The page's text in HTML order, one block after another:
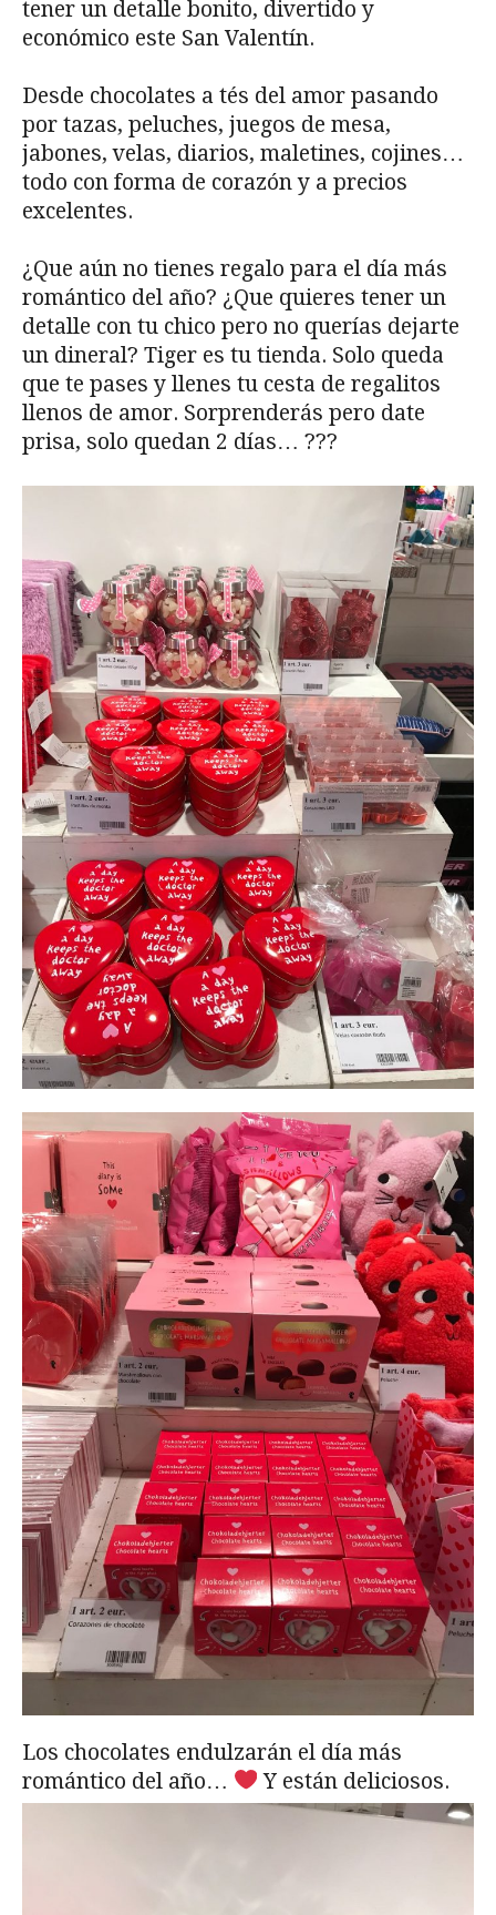
tener un detalle bonito, divertido y
económico este San Valentín.
Desde chocolates a tés del amor pasando
por tazas, peluches, juegos de mesa,
jabones, velas, diarios, maletines, cojines…
todo con forma de corazón y a precios
excelentes.
¿Que aún no tienes regalo para el día más
romántico del año? ¿Que quieres tener un
detalle con tu chico pero no querías dejarte
un dineral? Tiger es tu tienda. Solo queda
que te pases y llenes tu cesta de regalitos
llenos de amor. Sorprenderás pero date
prisa, solo quedan 2 días… ???
Los chocolates endulzarán el día más
romántico del año…
Y están deliciosos.